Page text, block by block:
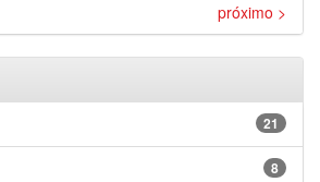
próximo >
21
8